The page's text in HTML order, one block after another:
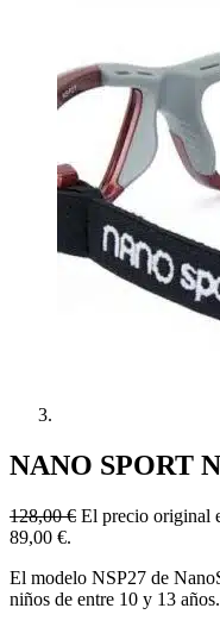
NANO SPORT
128,00€ El precio original
89,00 €.
El modelo NSP27 de
niños de entre 10 y 13 años.